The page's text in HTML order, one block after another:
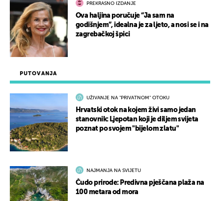
PUTOVANJA
UŽIVANJE NA "PRIVATNOM" OTOKU
Hrvatski otok na kojem živi samo jedan
stanovnik: Ljepotan koji je diljem svijeta
poznat po svojem "bijelom zlatu"
NAJMANJA NA SVIJETU
Čudo prirode: Predivna pješčana plaža na
100 metara od mora
PREKRASNO IZDANJE
Ova haljina poručuje “Ja sam na
godišnjem”, idealna je za ljeto, a nosi se i na
zagrebačkoj špici